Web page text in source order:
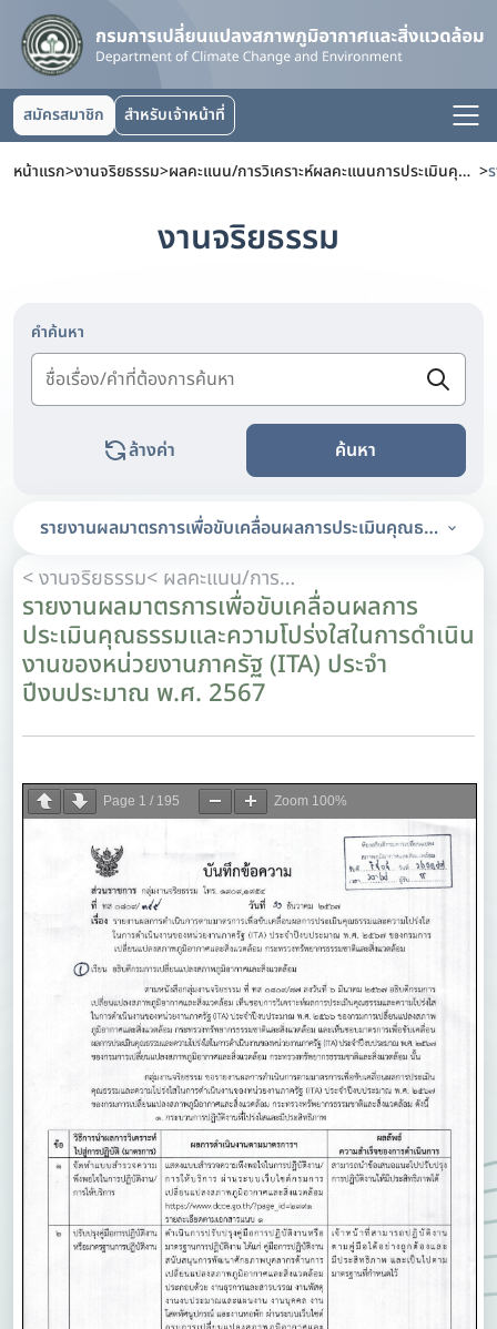
สมัครสมาชิก สำหรับเจ้าหน้าที่
หน้าแรก>งานจริยธรรม> ผลคะแนน/การวิเคราะห์ผลคะแนนการประเมินคุณธรรมและความโปร่งใสในการดำเนินงานของหน่วยงานภาครัฐ (ITA) >
งานจริยธรรม
คำค้นหา
ล้างค่า ค้นหา
รายงานผลมาตรการเพื่อขับเคลื่อนผลการประเมินคุณธรรมและ
< งานจริยธรรม < ผลคะแนน/การวิเคราะห์ผลคะแนนการประเมินคุณธรรมและความโปร่งใสในการดำเนินงานของหน่วยงานภาครัฐ (ITA)
รายงานผลมาตรการเพื่อขับเคลื่อนผลการ
ประเมินคุณธรรมและความโปร่งใสในการดำเนิน
งานของหน่วยงานภาครัฐ (ITA) ประจำ
ปีงบประมาณ พ.ศ. 2567
Page 1 / 195 Zoom 100%